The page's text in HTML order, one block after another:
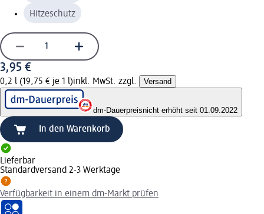
Hitzeschutz
3,95 €
0,2 l (19,75 € je 1 l)inkl. MwSt. zzgl. Versand
dm-Dauerpreisnicht erhöht seit 01.09.2022
In den Warenkorb
Lieferbar
Standardversand 2-3 Werktage
Verfügbarkeit in einem dm-Markt prüfen